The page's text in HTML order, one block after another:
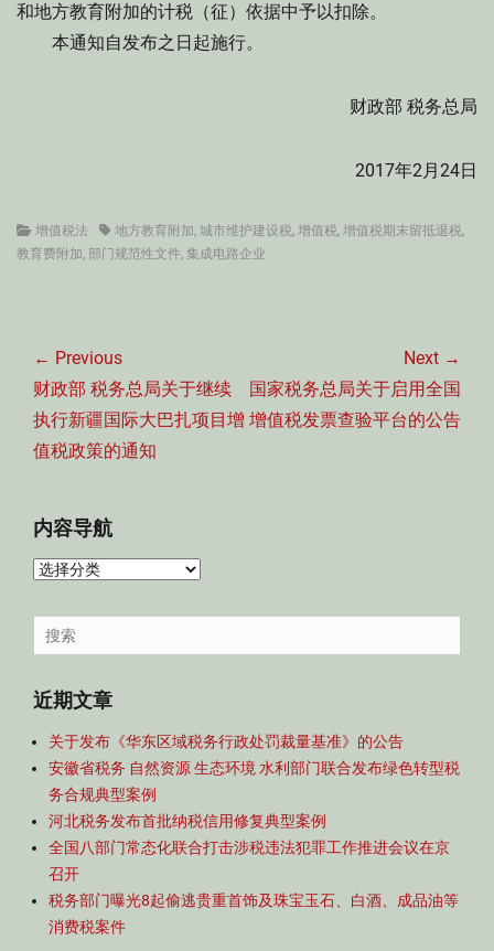
和地方教育附加的计税（征）依据中予以扣除。
本通知自发布之日起施行。
财政部 税务总局
2017年2月24日
Categories
增值税法 Tags地方教育附加, 城市维护建设税, 增值税, 增值税期末留抵退税,
教育费附加, 部门规范性文件, 集成电路企业
章
导
航
← Previous
Previous
post:
财政部 税务总局关于继续
执行新疆国际大巴扎项目增
值税政策的通知
Next →
Next
post:
国家税务总局关于启用全国
增值税发票查验平台的公告
内容导航
内
导
航
Search
for:
近期文章
关于发布《华东区域税务行政处罚裁量基准》的公告
安徽省税务 自然资源 生态环境 水利部门联合发布绿色转型税
务合规典型案例
河北税务发布首批纳税信用修复典型案例
全国八部门常态化联合打击涉税违法犯罪工作推进会议在京
召开
税务部门曝光8起偷逃贵重首饰及珠宝玉石、白酒、成品油等
消费税案件